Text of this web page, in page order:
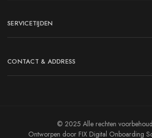
SERVICETIJDEN
CONTACT & ADDRESS
© 2025 Alle rechten
Ontworpen door FIX Digital Onboarding